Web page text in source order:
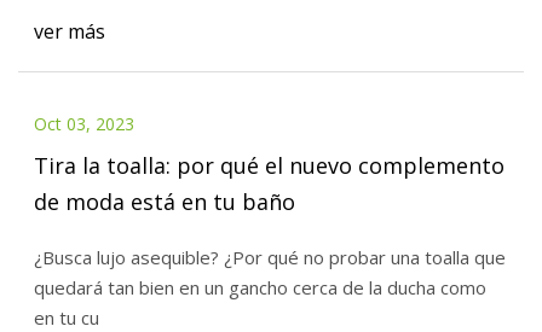
ver más
Oct 03, 2023
Tira la toalla: por qué el nuevo complemento
de moda está en tu baño
¿Busca lujo asequible? ¿Por qué no probar una toalla que
quedará tan bien en un gancho cerca de la ducha como
en tu cu